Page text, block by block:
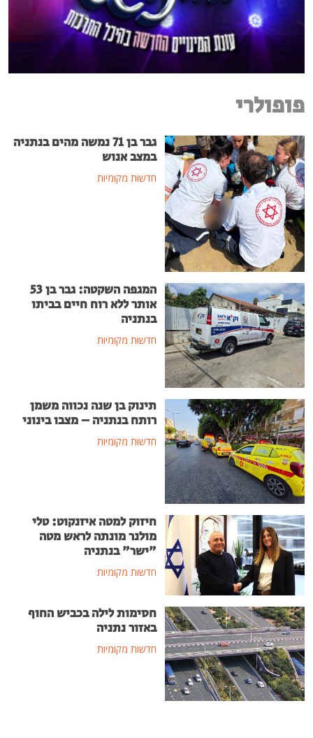
פופולרי
גבר בן 71 נמשה מהים בנתניה
במצב אנוש
חדשות מקומיות
המגפה השקטה: גבר בן 53
אותר ללא רוח חיים בביתו
בנתניה
חדשות מקומיות
תינוק בן שנה נכווה משמן
רותח בנתניה – מצבו בינוני
חדשות מקומיות
חיזוק למטה איזנקוט: טלי
מולנר מונתה לראש מטה
"ישר" בנתניה
חדשות מקומיות
חסימות לילה בכביש החוף
באזור נתניה
חדשות מקומיות